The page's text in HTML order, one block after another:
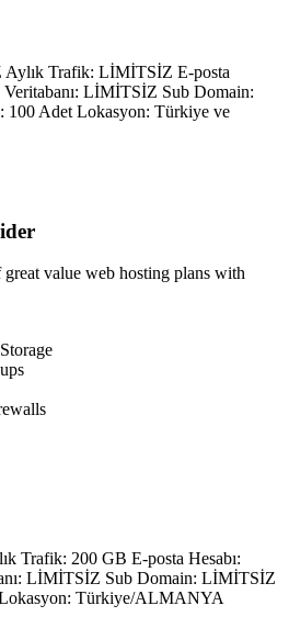
Trafik: LİMİTSİZ E-posta
LİMİTSİZ Sub Domain:
Adet Lokasyon: Türkiye ve
value web hosting plans with
Trafik: 200 GB E-posta Hesabı:
LİMİTSİZ Sub Domain: LİMİTSİZ
Lokasyon: Türkiye/ALMANYA